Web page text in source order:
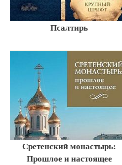
Псалтирь
Сретенский монастырь:
Прошлое и настоящее